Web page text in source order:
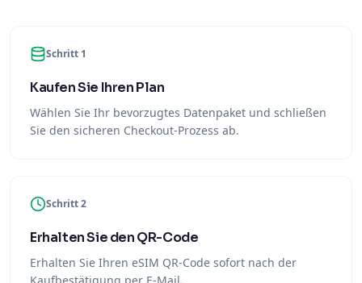
Schritt 1
Kaufen Sie Ihren Plan
Wählen Sie Ihr bevorzugtes Datenpaket und schließen
Sie den sicheren Checkout-Prozess ab.
Schritt 2
Erhalten Sie den QR-Code
Erhalten Sie Ihren eSIM QR-Code sofort nach der